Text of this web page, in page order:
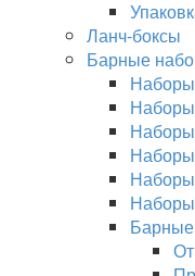
Ланч-боксы
Барные
Наборы
Наборы
Наборы
Наборы
Барные